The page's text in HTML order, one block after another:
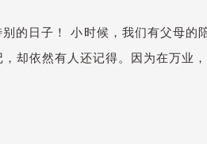
的日子！ 小时候，我们有父母
却依然有人还记得。因为在万业